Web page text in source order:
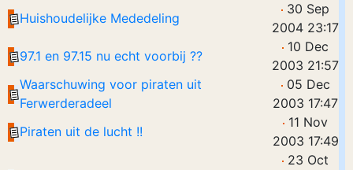
Huishoudelijke Mededeling
30 Sep
2004 23:17
97.1 en 97.15 nu echt voorbij ??
10 Dec
2003 21:57
Waarschuwing voor piraten uit
Ferwerderadeel
05 Dec
2003 17:47
Piraten uit de lucht !!
11 Nov
2003 17:49
23 Oct